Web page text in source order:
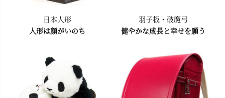
日本人形
人形は顔がいのち
羽子板・破魔弓
健やかな成長と幸せを願う